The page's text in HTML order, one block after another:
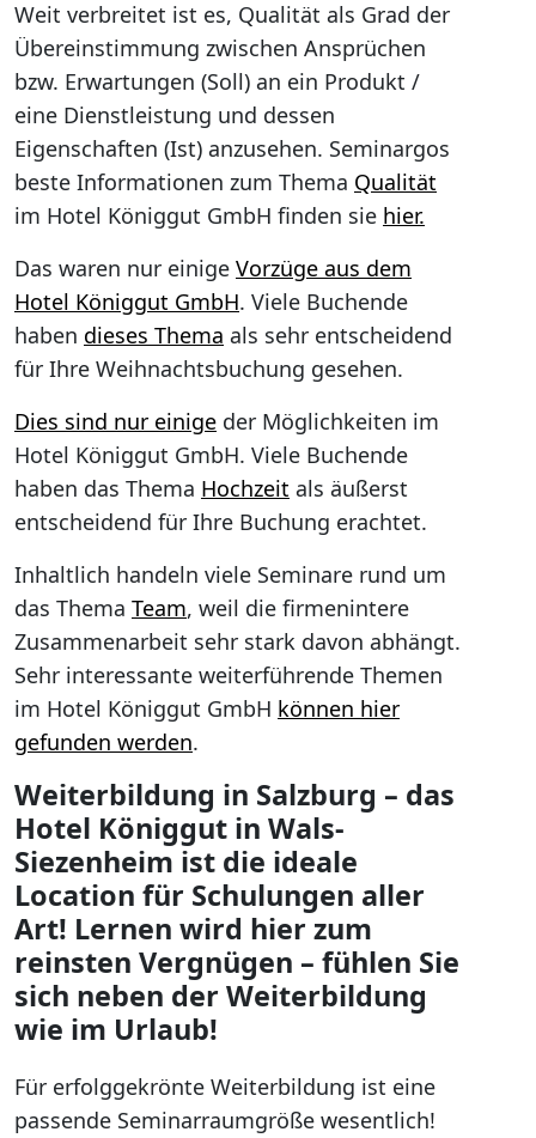
Weit verbreitet ist es, Qualität als Grad der
Übereinstimmung zwischen Ansprüchen
bzw. Erwartungen (Soll) an ein Produkt /
eine Dienstleistung und dessen
Eigenschaften (Ist) anzusehen. Seminargos
beste Informationen zum Thema Qualität
im Hotel Königgut GmbH finden sie hier.
Das waren nur einige Vorzüge aus dem
Hotel Königgut GmbH. Viele Buchende
haben dieses Thema als sehr entscheidend
für Ihre Weihnachtsbuchung gesehen.
Dies sind nur einige der Möglichkeiten im
Hotel Königgut GmbH. Viele Buchende
haben das Thema Hochzeit als äußerst
entscheidend für Ihre Buchung erachtet.
Inhaltlich handeln viele Seminare rund um
das Thema Team, weil die firmenintere
Zusammenarbeit sehr stark davon abhängt.
Sehr interessante weiterführende Themen
im Hotel Königgut GmbH können hier
gefunden werden.
Weiterbildung in Salzburg – das
Hotel Königgut in Wals-
Siezenheim ist die ideale
Location für Schulungen aller
Art! Lernen wird hier zum
reinsten Vergnügen – fühlen Sie
sich neben der Weiterbildung
wie im Urlaub!
Für erfolggekrönte Weiterbildung ist eine
passende Seminarraumgröße wesentlich!